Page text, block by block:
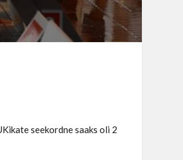
seekordne saaks oli 2